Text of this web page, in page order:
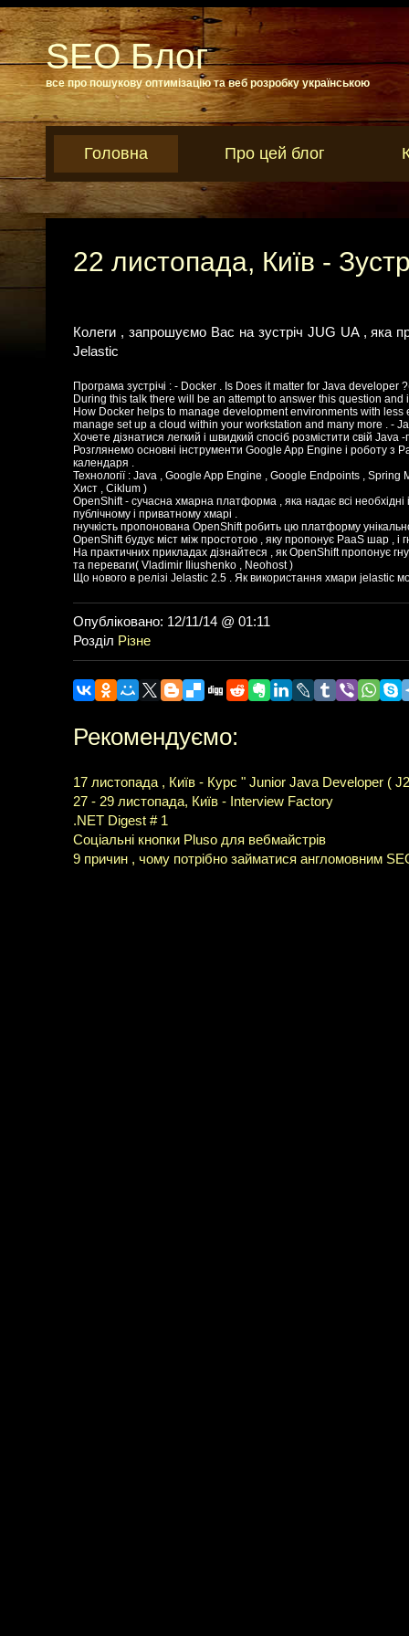
SEO Блог
все про пошукову оптимізацію та веб розробку українською
Головна Про цей блог
22 листопада, Київ -
Колеги , запрошуємо Вас на зустріч JUG UA , яка
Jelastic
Програма зустрічі : - Docker . Is Does it matter for Java developer
During this talk there will be an attempt to answer this question
How Docker helps to manage development environments with
manage set up a cloud within your workstation and many more . -
Хочете дізнатися легкий і швидкий спосіб розмістити свій
Розглянемо основні інструменти Google App Engine і роботу з
календаря .
Технології : Java , Google App Engine , Google Endpoints , Spring
Хист , Ciklum )
OpenShift - сучасна хмарна платформа , яка надає всі
публічному і приватному хмарі .
гнучкість пропонована OpenShift робить цю платформу
OpenShift будує міст між простотою , яку пропонує PaaS шар , і
На практичних прикладах дізнайтеся , як OpenShift пропонує
та переваги( Vladimir Iliushenko , Neohost )
Що нового в релізі Jelastic 2.5 . Як використання хмари jelastic
Опубліковано: 12/11/14 @ 01:11
Розділ Різне
Рекомендуємо:
17 листопада , Київ - Курс " Junior Java Developer (
27 - 29 листопада, Київ - Interview Factory
.NET Digest # 1
Соціальні кнопки Pluso для вебмайстрів
9 причин , чому потрібно займатися англомовним